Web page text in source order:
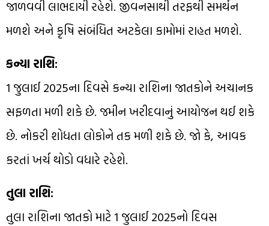
જાળવવી લાભદાયી રહેશે. જીવનસાથી તરફથી સમર્થન
મળશે અને કૃષિ સંબંધિત અટકેલા કામોમાં રાહત મળશે.
કન્યા રાશિ:
1 જુલાઈ 2025ના દિવસે કન્યા રાશિના જાતકોને અચાનક
સફળતા મળી શકે છે. જમીન ખરીદવાનું આયોજન થઈ શકે
છે. નોકરી શોધતા લોકોને તક મળી શકે છે. જો કે, આવક
કરતાં ખર્ચ થોડો વધારે રહેશે.
તુલા રાશિ:
તુલા રાશિના જાતકો માટે 1 જુલાઈ 2025નો દિવસ